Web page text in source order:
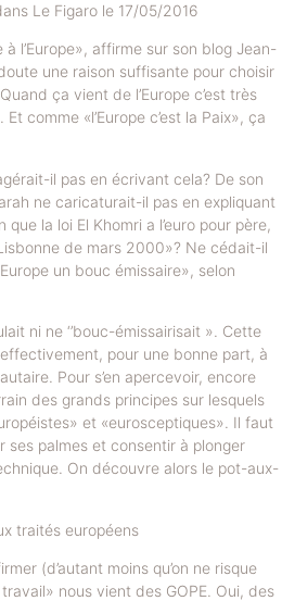
Le Figaro le 17/05/2016
à l’Europe», affirme sur son blog Jean-
une raison suffisante pour choisir
ça vient de l’Europe c’est très
comme «l’Europe c’est la Paix», ça
il pas en écrivant cela? De son
ne caricaturait-il pas en expliquant
la loi El Khomri a l’euro pour père,
de mars 2000»? Ne cédait-il
un bouc émissaire», selon
ni ne ‘’bouc-émissairisait ». Cette
pour une bonne part, à
Pour s’en apercevoir, encore
des grands principes sur lesquels
et «eurosceptiques». Il faut
ses palmes et consentir à plonger
On découvre alors le pot-aux-
traités européens
(d’autant moins qu’on ne risque
nous vient des GOPE. Oui, des